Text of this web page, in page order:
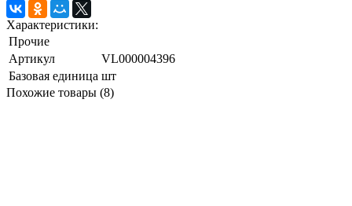
Характеристики:
Прочие
Артикул
VL000004396
Базовая единица шт
Похожие товары (8)